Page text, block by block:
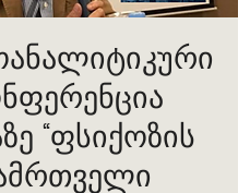
“ფსიქოზის